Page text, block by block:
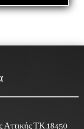
Αττικής ΤΚ.18450